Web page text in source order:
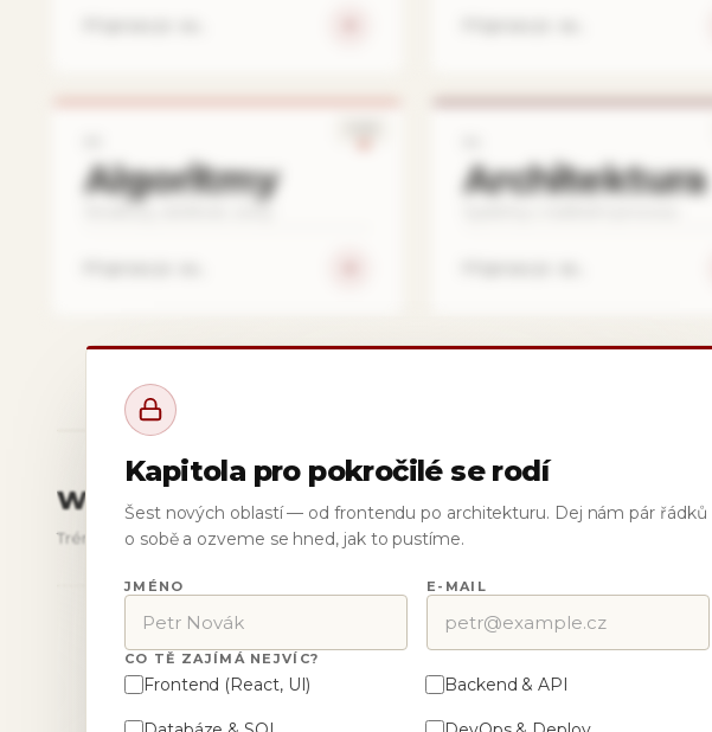
Algoritmy
Struktury, složitost, vzory.
Architektura
Kapitola pro pokročilé se rodí
Šest nových oblastí — od frontendu po architekturu. Dej nám pár řádků
o sobě a ozveme se hned, jak to pustíme.
JMÉNO E-MAIL
CO TĚ ZAJÍMÁ NEJVÍC?
Frontend (React, UI) Backend & API
WEBZI CHALLENGE
Tréninková platforma pro budoucí vývojáře.